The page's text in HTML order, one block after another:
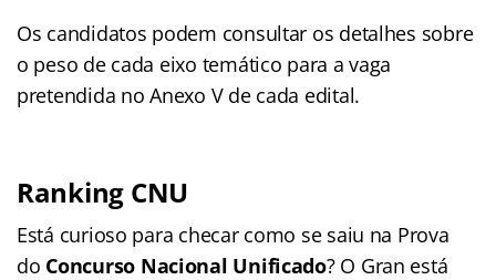
Os candidatos podem consultar os detalhes sobre
o peso de cada eixo temático para a vaga
pretendida no Anexo V de cada edital.
Ranking CNU
Está curioso para checar como se saiu na Prova
do Concurso Nacional Unificado? O Gran está